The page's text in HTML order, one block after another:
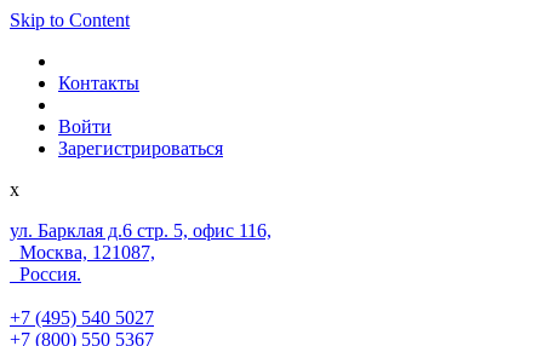
Skip to Content
Контакты
Войти
Зарегистрироваться
x
ул. Барклая д.6 стр. 5, офис 116,
Москва, 121087,
Россия.
+7 (495) 540 5027
+7 (800) 550 5367